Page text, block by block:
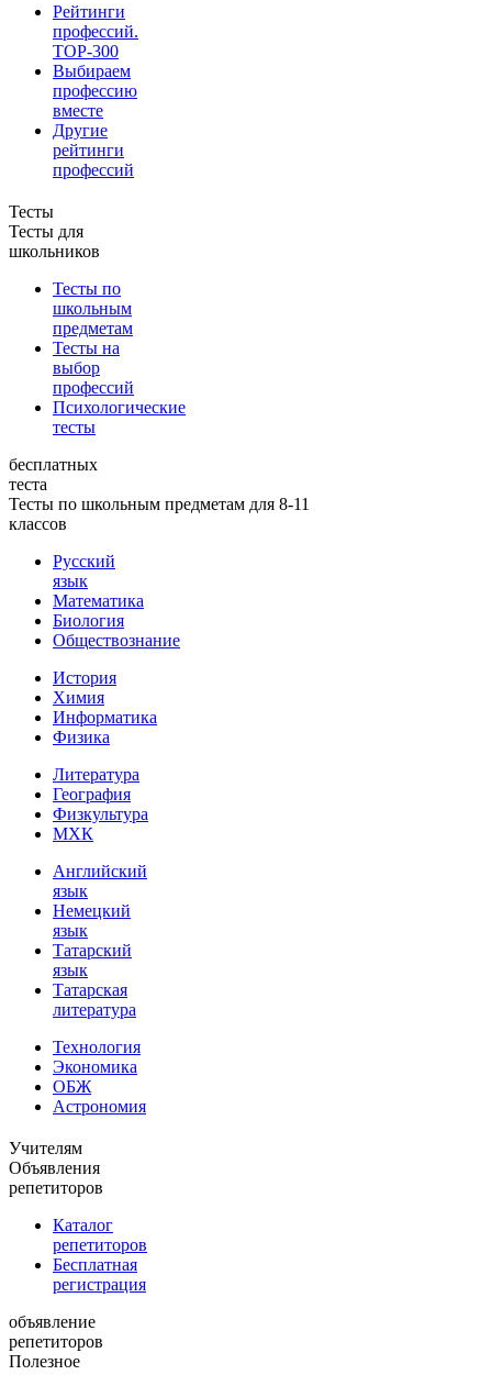
Рейтинги
профессий.
TOP-300
Выбираем
профессию
вместе
Другие
рейтинги
профессий
Тесты
Тесты для
школьников
Тесты по
школьным
предметам
Тесты на
выбор
профессий
Психологические
тесты
бесплатных
теста
Тесты по школьным предметам для 8-11
классов
Русский
язык
Математика
Биология
Обществознание
История
Химия
Информатика
Физика
Литература
География
Физкультура
МХК
Английский
язык
Немецкий
язык
Татарский
язык
Татарская
литература
Технология
Экономика
ОБЖ
Астрономия
Учителям
Объявления
репетиторов
Каталог
репетиторов
Бесплатная
регистрация
объявление
репетиторов
Полезное